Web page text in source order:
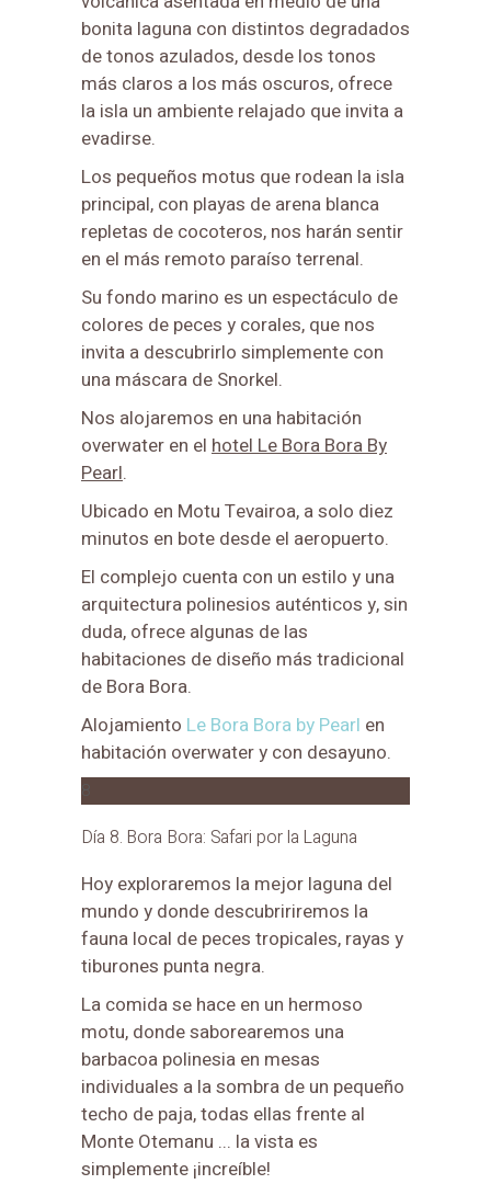
bonita laguna con distintos degradados
de tonos azulados, desde los tonos
más claros a los más oscuros, ofrece
la isla un ambiente relajado que invita a
evadirse.
Los pequeños motus que rodean la isla
principal, con playas de arena blanca
repletas de cocoteros, nos harán sentir
en el más remoto paraíso terrenal.
Su fondo marino es un espectáculo de
colores de peces y corales, que nos
invita a descubrirlo simplemente con
una máscara de Snorkel.
Nos alojaremos en una habitación
overwater en el hotel Le Bora Bora By
Pearl.
Ubicado en Motu Tevairoa, a solo diez
minutos en bote desde el aeropuerto.
El complejo cuenta con un estilo y una
arquitectura polinesios auténticos y, sin
duda, ofrece algunas de las
habitaciones de diseño más tradicional
de Bora Bora.
Alojamiento Le Bora Bora by Pearl en
habitación overwater y con desayuno.
8
Día 8. Bora Bora: Safari por la Laguna
Hoy exploraremos la mejor laguna del
mundo y donde descubririremos la
fauna local de peces tropicales, rayas y
tiburones punta negra.
La comida se hace en un hermoso
motu, donde saborearemos una
barbacoa polinesia en mesas
individuales a la sombra de un pequeño
techo de paja, todas ellas frente al
Monte Otemanu ... la vista es
simplemente ¡increíble!